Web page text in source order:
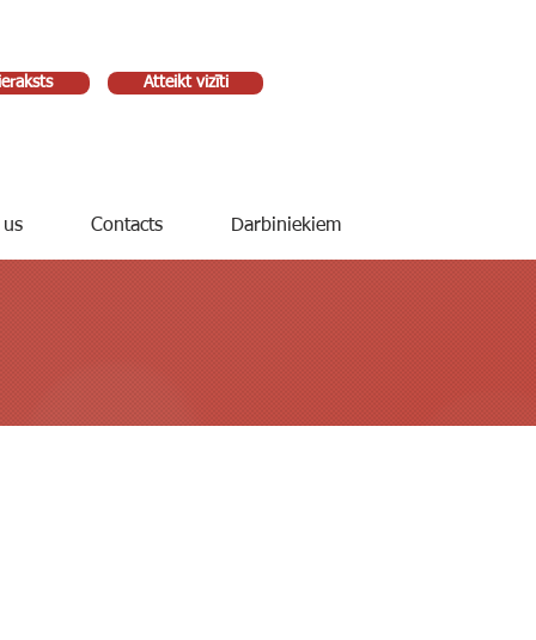
Atteikt vizīti
Contacts Darbiniekiem